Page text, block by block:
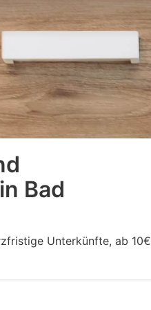
Bad
Unterkünfte, ab 10€